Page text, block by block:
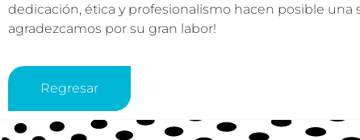
dedicación, ética y profesionalismo hacen posible una
agradezcamos por su gran labor!
Regresar